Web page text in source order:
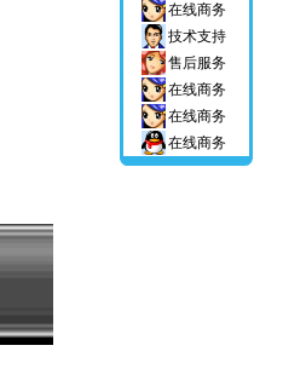
在线商务
技术支持
售后服务
在线商务
在线商务
在线商务